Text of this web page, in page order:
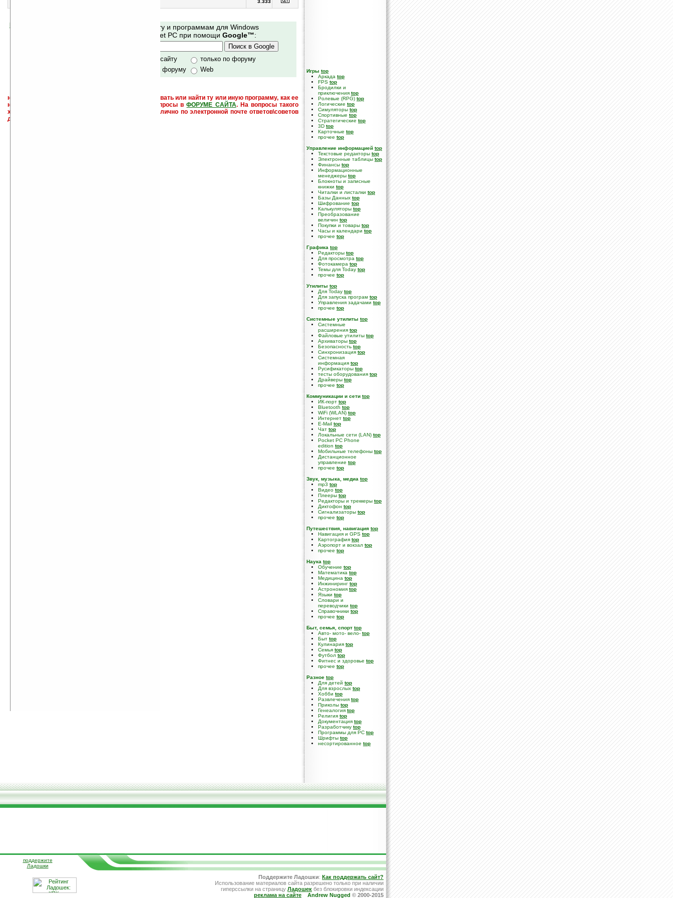
3.333
Поиск по сайту и программам для Windows
Mobile и Pocket PC при помощи Google™:
только по сайту
только по форуму
по сайту и форуму
Web
не забывайте, что если Вы не знаете как использовать или найти ту или иную программу, как ее
настроить и с ней разобраться - пишите свои вопросы вФОРУМЕ САЙТА. На вопросы такого
характера менеджеры разделов или автор сайта лично по электронной почте ответов\советов
давать всем не успевают физически.
Игры top
Аркада top
FPS top
Бродилки и
приключения top
Ролевые (RPG) top
Логические top
Симуляторы top
Спортивные top
Стратегические top
3D top
Карточные top
прочее top
Управление информацией top
Текстовые редакторы top
Электронные таблицы top
Финансы top
Информационные
менеджеры top
Блокноты и записные
книжки top
Читалки и листалки top
Базы Данных top
Шифрование top
Калькуляторы top
Преобразование
величин top
Покупки и товары top
Часы и календари top
прочее top
Графика top
Редакторы top
Для просмотра top
Фотокамера top
Темы для Today top
прочее top
Утилиты top
Для Today top
Для запуска програм top
Управления задачами top
прочее top
Системные утилиты top
Cистемные
расширения top
Файловые утилиты top
Архиваторы top
Безопасность top
Синхронизация top
Системная
информация top
Русификаторы top
тесты оборудования top
Драйверы top
прочее top
Коммуникации и сети top
ИК-порт top
Bluetooth top
WiFi (WLAN) top
Интернет top
E-Mail top
Чат top
Локальные сети (LAN) top
Pocket PC Phone
edition top
Мобильные телефоны top
Дистанционное
управление top
прочее top
Звук, музыка, медиа top
mp3 top
Видео top
Плееры top
Редакторы и треккеры top
Диктофон top
Сигнализаторы top
прочее top
Путешествия, навигация top
Навигация и GPS top
Картография top
Аэропорт и вокзал top
прочее top
Наука top
Обучение top
Математика top
Медицина top
Инжиниринг top
Астрономия top
Языки top
Словари и
переводчики top
Справочники top
прочее top
Быт, семья, спорт top
Авто- мото- вело- top
Быт top
Кулинария top
Семья top
Футбол top
Фитнес и здоровье top
прочее top
Разное top
Для детей top
Для взрослых top
Хобби top
Развлечения top
Приколы top
Генеалогия top
Религия top
Документация top
Разработчику top
Программы для PC top
Шрифты top
несортированное top
поддержите
Ладошки
Поддержите Ладошки: Как поддержать сайт?
Использование материалов сайта разрешено только при наличии
гиперссылки на страницу Ладошек без блокировки индексации
реклама на сайте
Andrew Nugged © 2000-2015